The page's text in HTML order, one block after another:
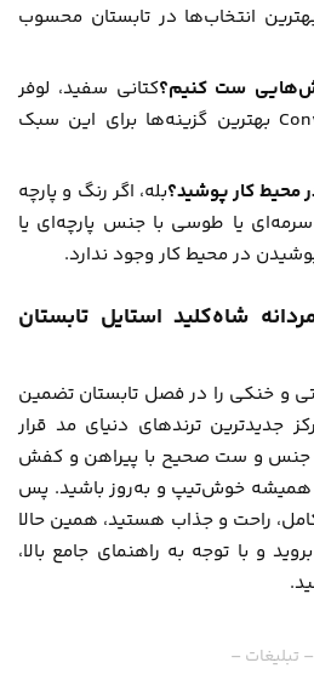
انتخاب‌ها در تابستان محسوب
ست کنیم؟کتانی سفید، لوفر
قهوه‌ای، کالج کرم و Converse بهترین گزینه‌ها برای این سبک
محیط کار پوشید؟بله، اگر رنگ و پارچه
یا طوسی با جنس پارچه‌ای یا
در محیط کار وجود ندارد.
شاه‌کلید استایل تابستان
و خنکی را در فصل تابستان تضمین
جدیدترین ترندهای دنیای مد قرار
جنس و ست صحیح با پیراهن و کفش
خوش‌تیپ و به‌روز باشید. پس
کامل، راحت و جذاب هستید، همین حالا
و با توجه به راهنمای جامع بالا،
– تبلیغات –